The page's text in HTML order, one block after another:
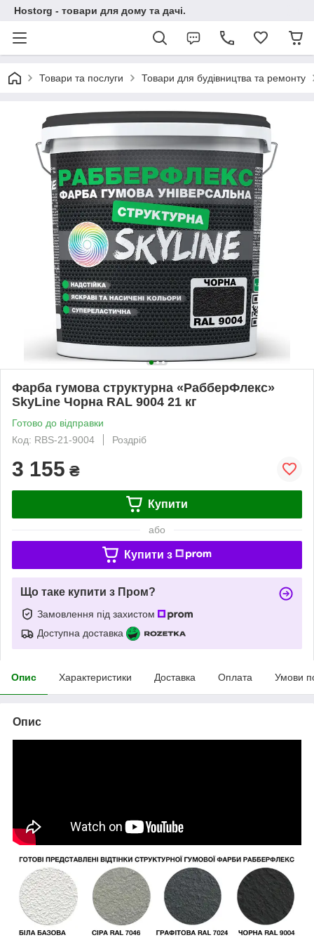
Hostorg - товари для дому та дачі.
Товари та послуги Товари для будівництва та ремонту
Фарба гумова структурна «РабберФлекс»
SkyLine Чорна RAL 9004 21 кг
Готово до відправки
Код: RBS-21-9004
Роздріб
3 155 ₴
Купити
або
Купити з
Що таке купити з Пром?
Замовлення під захистом
Доступна доставка
Опис Характеристики Доставка Оплата Умови
Опис